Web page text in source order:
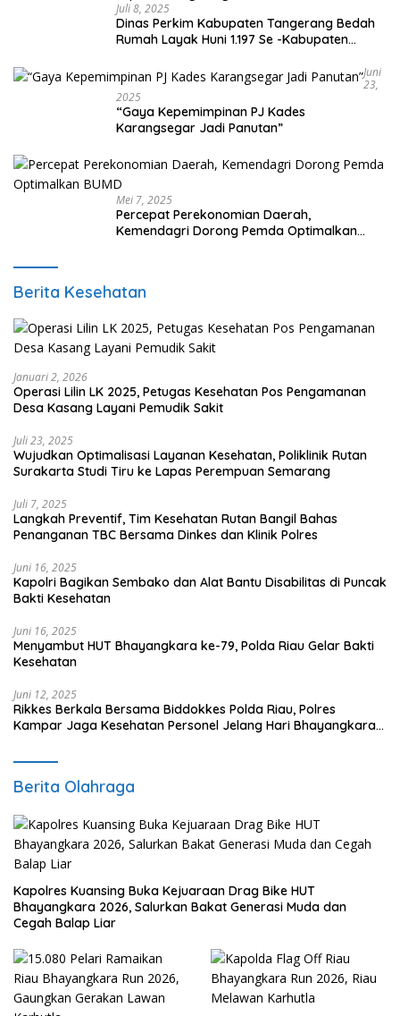
Juli 8, 2025
Dinas Perkim Kabupaten Tangerang Bedah
Rumah Layak Huni 1.197 Se -Kabupaten
Juni
23,
2025
“Gaya Kepemimpinan PJ Kades
Karangsegar Jadi Panutan”
Mei 7, 2025
Percepat Perekonomian Daerah,
Kemendagri Dorong Pemda Optimalkan
Berita Kesehatan
Januari 2, 2026
Operasi Lilin LK 2025, Petugas Kesehatan Pos Pengamanan
Desa Kasang Layani Pemudik Sakit
Juli 23, 2025
Wujudkan Optimalisasi Layanan Kesehatan, Poliklinik Rutan
Surakarta Studi Tiru ke Lapas Perempuan Semarang
Juli 7, 2025
Langkah Preventif, Tim Kesehatan Rutan Bangil Bahas
Penanganan TBC Bersama Dinkes dan Klinik Polres
Juni 16, 2025
Kapolri Bagikan Sembako dan Alat Bantu Disabilitas di Puncak
Bakti Kesehatan
Juni 16, 2025
Menyambut HUT Bhayangkara ke-79, Polda Riau Gelar Bakti
Kesehatan
Juni 12, 2025
Rikkes Berkala Bersama Biddokkes Polda Riau, Polres
Kampar Jaga Kesehatan Personel Jelang Hari Bhayangkara
Berita Olahraga
Kapolres Kuansing Buka Kejuaraan Drag Bike HUT
Bhayangkara 2026, Salurkan Bakat Generasi Muda dan
Cegah Balap Liar